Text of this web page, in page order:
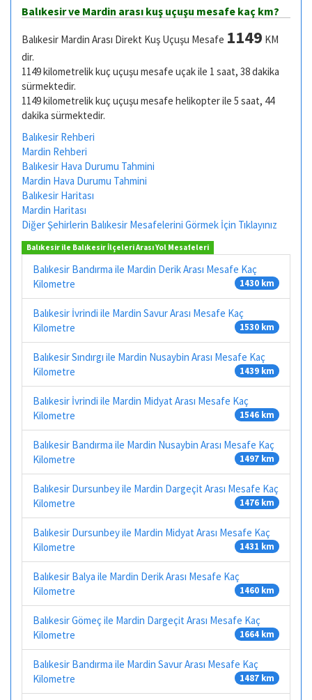
Balıkesir ve Mardin arası kuş uçuşu mesafe kaç km?
Balıkesir Mardin Arası Direkt Kuş Uçuşu Mesafe 1149 KM
dir.
1149 kilometrelik kuç uçuşu mesafe uçak ile 1 saat, 38 dakika
sürmektedir.
1149 kilometrelik kuç uçuşu mesafe helikopter ile 5 saat, 44
dakika sürmektedir.
Balıkesir Rehberi
Mardin Rehberi
Balıkesir Hava Durumu Tahmini
Mardin Hava Durumu Tahmini
Balıkesir Haritası
Mardin Haritası
Diğer Şehirlerin Balıkesir Mesafelerini Görmek İçin Tıklayınız
Balıkesir ile Balıkesir İlçeleri Arası Yol Mesafeleri
Balıkesir Bandırma ile Mardin Derik Arası Mesafe Kaç
Kilometre
1430 km
Balıkesir İvrindi ile Mardin Savur Arası Mesafe Kaç
Kilometre
1530 km
Balıkesir Sındırgı ile Mardin Nusaybin Arası Mesafe Kaç
Kilometre
1439 km
Balıkesir İvrindi ile Mardin Midyat Arası Mesafe Kaç
Kilometre
1546 km
Balıkesir Bandırma ile Mardin Nusaybin Arası Mesafe Kaç
Kilometre
1497 km
Balıkesir Dursunbey ile Mardin Dargeçit Arası Mesafe Kaç
Kilometre
1476 km
Balıkesir Dursunbey ile Mardin Midyat Arası Mesafe Kaç
Kilometre
1431 km
Balıkesir Balya ile Mardin Derik Arası Mesafe Kaç
Kilometre
1460 km
Balıkesir Gömeç ile Mardin Dargeçit Arası Mesafe Kaç
Kilometre
1664 km
Balıkesir Bandırma ile Mardin Savur Arası Mesafe Kaç
Kilometre
1487 km